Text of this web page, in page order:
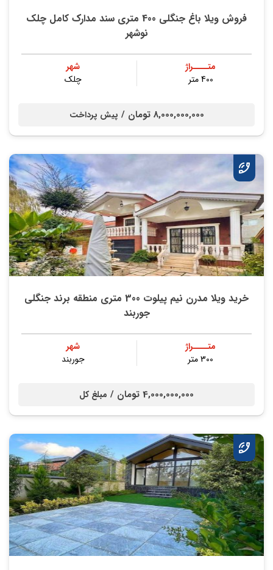
فروش ویلا باغ جنگلی 400 متری سند مدارک کامل چلک
نوشهر
متــــراژ
400 متر
شهر
چلک
8,000,000,000 تومان / پیش پرداخت
خرید ویلا مدرن نیم پیلوت 300 متری منطقه برند جنگلی
جوربند
متــــراژ
300 متر
شهر
جوربند
4,000,000,000 تومان / مبلغ کل